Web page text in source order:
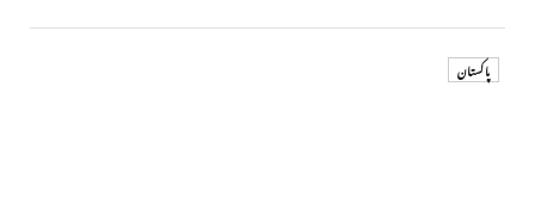
پاکستان